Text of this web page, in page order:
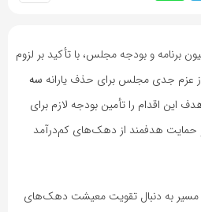
برنامه و بودجه مجلس، با تأکید بر لزوم
عزم جدی مجلس برای حذف یارانه سه
این اقدام را تأمین بودجه لازم برای
و حمایت هدفمند از دهک‌های کم‌درآمد
مسیر به دنبال تقویت معیشت دهک‌های